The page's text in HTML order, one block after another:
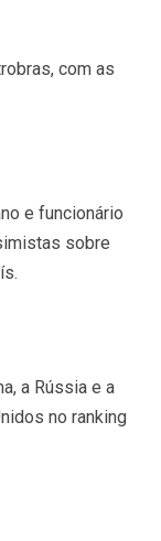
com as
e funcionário
sobre
a Rússia e a
no ranking